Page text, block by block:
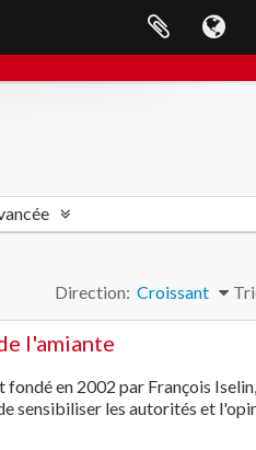
Direction: Croissant
l'amiante
en 2002 par François
sensibiliser les autorités et